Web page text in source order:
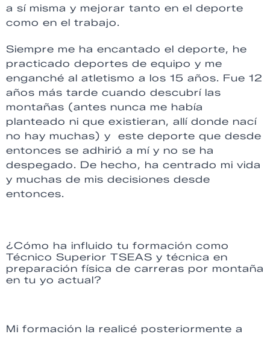
a sí misma y mejorar tanto en el deporte
como en el trabajo.
Siempre me ha encantado el deporte, he
practicado deportes de equipo y me
enganché al atletismo a los 15 años. Fue 12
años más tarde cuando descubrí las
montañas (antes nunca me había
planteado ni que existieran, allí donde nací
no hay muchas) y este deporte que desde
entonces se adhirió a mí y no se ha
despegado. De hecho, ha centrado mi vida
y muchas de mis decisiones desde
entonces.
¿Cómo ha influido tu formación como
Técnico Superior TSEAS y técnica en
preparación física de carreras por montaña
en tu yo actual?
Mi formación la realicé posteriormente a